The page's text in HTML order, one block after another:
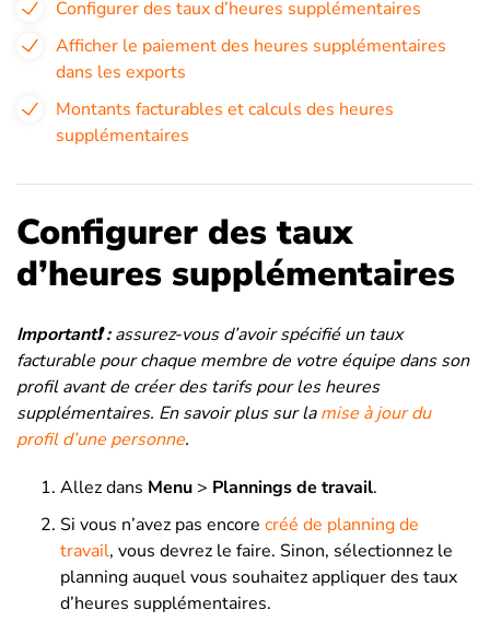
Configurer des taux d’heures supplémentaires
Afficher le paiement des heures supplémentaires
dans les exports
Montants facturables et calculs des heures
supplémentaires
Configurer des taux
d’heures supplémentaires
Important❗️ :assurez-vous d’avoir spécifié un taux
facturable pour chaque membre de votre équipe dans son
profil avant de créer des tarifs pour les heures
supplémentaires. En savoir plus sur lamise à jour du
profil d’une personne.
Allez dans Menu > Plannings de travail.
Si vous n’avez pas encore créé de planning de
travail, vous devrez le faire. Sinon, sélectionnez le
planning auquel vous souhaitez appliquer des taux
d’heures supplémentaires.